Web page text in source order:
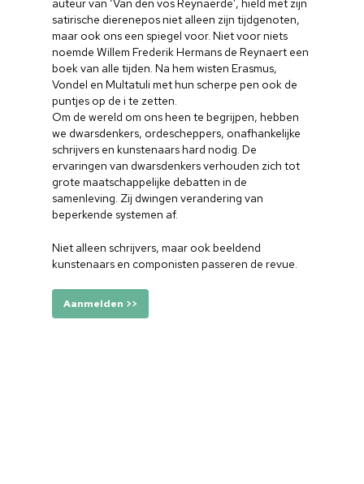
auteur van ‘Van den vos Reynaerde’, hield met zijn
satirische dierenepos niet alleen zijn tijdgenoten,
maar ook ons een spiegel voor. Niet voor niets
noemde Willem Frederik Hermans de Reynaert een
boek van alle tijden. Na hem wisten Erasmus,
Vondel en Multatuli met hun scherpe pen ook de
puntjes op de i te zetten.
Om de wereld om ons heen te begrijpen, hebben
we dwarsdenkers, ordescheppers, onafhankelijke
schrijvers en kunstenaars hard nodig. De
ervaringen van dwarsdenkers verhouden zich tot
grote maatschappelijke debatten in de
samenleving. Zij dwingen verandering van
beperkende systemen af.
Niet alleen schrijvers, maar ook beeldend
kunstenaars en componisten passeren de revue.
Aanmelden >>